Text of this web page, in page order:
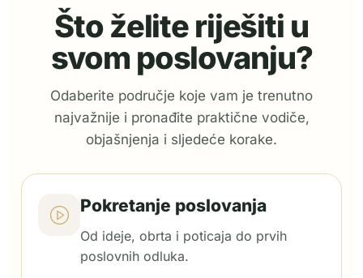
Što želite riješiti u
svom poslovanju?
Odaberite područje koje vam je trenutno
najvažnije i pronađite praktične vodiče,
objašnjenja i sljedeće korake.
Pokretanje poslovanja
Od ideje, obrta i poticaja do prvih
poslovnih odluka.